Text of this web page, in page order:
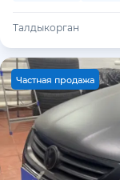
Талдыкорган
Частная продажа